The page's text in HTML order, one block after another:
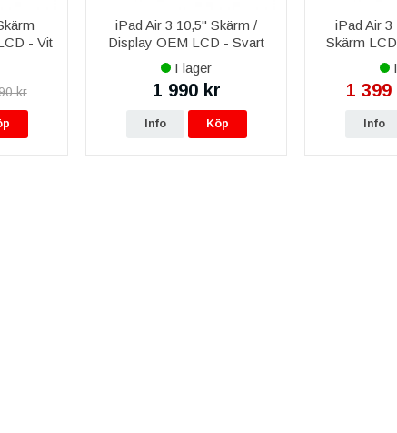
- Vit
kr
iPad Air 3 10,5" Skärm /
Display OEM LCD - Svart
I lager
1 990 kr
Info Köp
iPad Air 3
Skärm
1 399
Info